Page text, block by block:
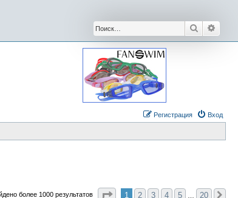
Поиск
Вход
Регистрация
более 1000 результатов Страница 1из20
1 2 3 4 5 20